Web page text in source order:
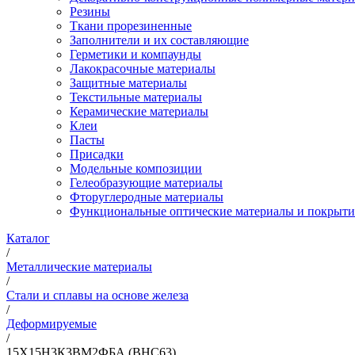
Резины
Ткани прорезиненные
Заполнители и их составляющие
Герметики и компаунды
Лакокрасочные материалы
Защитные материалы
Текстильные материалы
Керамические материалы
Клеи
Пасты
Присадки
Модельные композиции
Гелеобразующие материалы
Фторуглеродные материалы
Функциональные оптические материалы и
Каталог
/
Металлические материалы
/
Стали и сплавы на основе железа
/
Деформируемые
/
15Х15Н3К3ВМ2ФБА (ВНС63)